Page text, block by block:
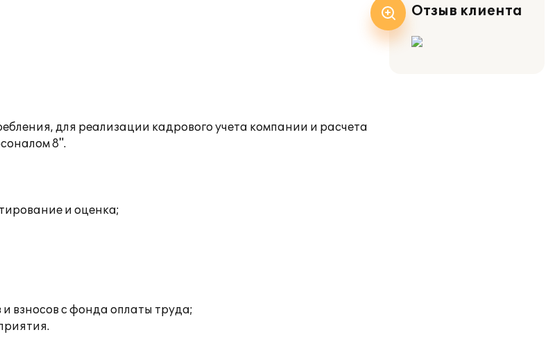
для реализации кадрового учета компании и расчета
8".
и оценка;
взносов с фонда оплаты труда;
Отзыв клиента